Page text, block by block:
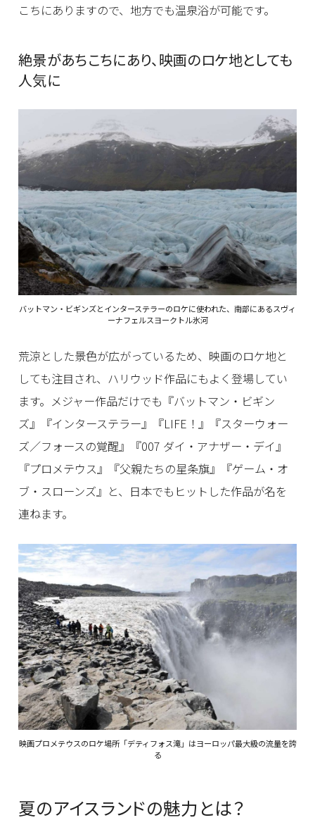
こちにありますので、地方でも温泉浴が可能です。
絶景があちこちにあり、映画のロケ地としても
人気に
バットマン・ビギンズとインターステラーのロケに使われた、南部にあるスヴィ
ーナフェルスヨークトル氷河
荒涼とした景色が広がっているため、映画のロケ地と
しても注目され、ハリウッド作品にもよく登場してい
ます。メジャー作品だけでも『バットマン・ビギン
ズ』『インターステラー』『LIFE！』『スターウォー
ズ／フォースの覚醒』『007 ダイ・アナザー・デイ』
『プロメテウス』『父親たちの星条旗』『ゲーム・オ
ブ・スローンズ』と、日本でもヒットした作品が名を
連ねます。
映画プロメテウスのロケ場所「デティフォス滝」はヨーロッパ最大級の流量を誇
る
夏のアイスランドの魅力とは？